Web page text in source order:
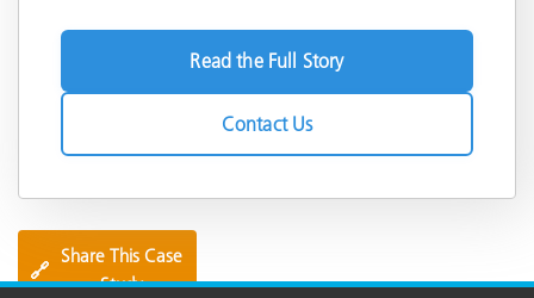
Read the Full Story
Contact Us
🔗
Share This Case
Study